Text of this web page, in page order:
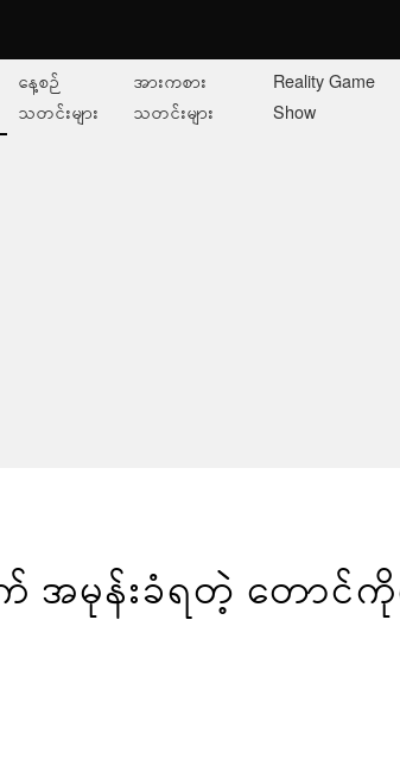
နေ့စဉ်
သတင်းများ
အားကစား
သတင်းများ
Reality Game
Show
န်းခံရတဲ့ တောင်ကိုရီ